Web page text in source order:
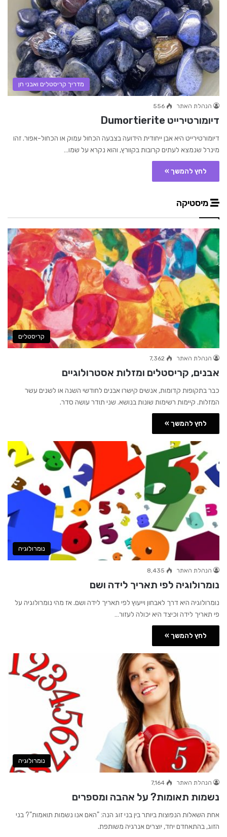
מדריך קריסטלים ואבני חן
הנהלת האתר 556
דיומורטירייט Dumortierite
דיומורטירייט היא אבן ייחודית הידועה בצבעה הכחול עמוק או הכחול-אפור. זהו
מינרל שנמצא לעתים קרובות בקוורץ, והוא נקרא על שמו…
לחץ להמשך »
מיסטיקה
קריסטלים
הנהלת האתר 7,362
אבנים, קריסטלים ומזלות אסטרולוגיים
כבר בתקופות קדומות, אנשים קישרו אבנים לחודשי השנה או לשנים עשר
המזלות. קיימות רשימות שונות בנושא. שני תודר עושה סדר.
לחץ להמשך »
נומרולוגיה
הנהלת האתר 8,435
נומרולוגיה לפי תאריך לידה ושם
נומרולוגיה היא דרך לאבחון וייעוץ לפי תאריך לידה ושם. אז מהי נומרולוגיה על
פי תאריך לידה וכיצד היא יכולה לעזור…
לחץ להמשך »
נומרולוגיה
הנהלת האתר 7,164
נשמות תאומות? על אהבה ומספרים
אחת השאלות הנפוצות ביותר בין בני זוג הנה: "האם אנו נשמות תואמות"? בני
הזוג, בהתאחדם יחד, יוצרים אנרגיה משותפת.